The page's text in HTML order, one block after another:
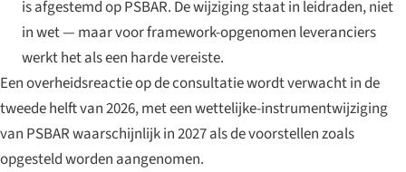
is afgestemd op PSBAR. De wijziging staat in leidraden, niet
in wet — maar voor framework-opgenomen leveranciers
werkt het als een harde vereiste.
Een overheidsreactie op de consultatie wordt verwacht in de
tweede helft van 2026, met een wettelijke-instrumentwijziging
van PSBAR waarschijnlijk in 2027 als de voorstellen zoals
opgesteld worden aangenomen.